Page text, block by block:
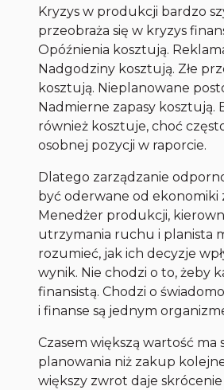
Kryzys w produkcji bardzo
przeobraża się w kryzys
Opóźnienia kosztują.
Nadgodziny kosztują. Złe
kosztują. Nieplanowane
Nadmierne zapasy kosztują.
również kosztuje, choć
osobnej pozycji w raporcie.
Dlatego zarządzanie
być oderwane od ekonomiki
Menedżer produkcji,
utrzymania ruchu i planista
rozumieć, jak ich decyzje
wynik. Nie chodzi o to, żeby
finansistą. Chodzi o
i finanse są jednym
Czasem większą wartość ma
planowania niż zakup
większy zwrot daje